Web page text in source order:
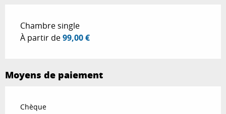
Tarifs 2026
Chambre single
À partir de99,00 €
Moyens de paiement
Chèque